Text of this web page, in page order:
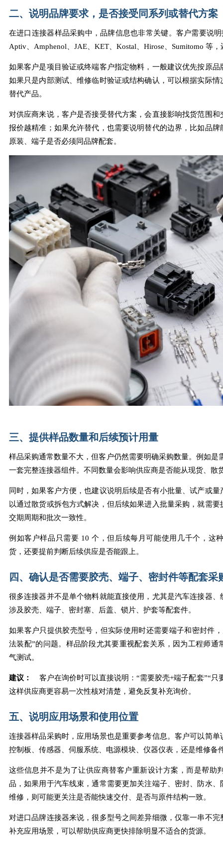
二、说明品牌要求，是否接受同系列或替代方案
在进口连接器样品采购中，品牌信息也非常关键。客户需要说
Aptiv、Amphenol、JAE、KET、Kostal、Hirose、Sumitomo 等
如果客户是项目验证或终端客户指定物料，一般建议优先按原
如果只是内部测试、维修临时验证或结构确认，可以根据实际
替代产品。
对供应商来说，客户是否接受替代方案，会直接影响找货范围
报价越精准；如果允许替代，也需要说明替代的边界，比如品
原装、端子是否必须同品牌配套。
三、提供样品数量和后续预计用量
样品采购通常数量不大，但客户仍然需要明确采购数量。例如是
一套完整连接器组件。不同数量会影响供应商是否能从现货、散
同时，如果客户方便，也建议说明后续是否有小批量、试产或
以通过散货或拆包方式解决，但后续如果进入批量采购，就需
交期周期和批次一致性。
例如客户样品只需要 10 个，但后续每月可能使用几千个，这
货，还要提前判断后续供应是否能跟上。
四、确认是否需要胶壳、端子、密封件等配套采
很多连接器并不是单个物料就能直接使用，尤其是汽车连接器
涉及胶壳、端子、密封塞、后盖、锁片、护套等配套件。
如果客户只提供胶壳型号，但实际使用时还需要端子和密封件
法装配”的问题。样品阶段尤其要重视配套关系，因为工程师通
气测试。
建议：
客户在询价时可以直接说明：“需要胶壳+端子配套”“只
这样供应商更容易一次性核对清楚，避免反复补充询价。
五、说明应用场景和使用位置
连接器样品采购时，应用场景也是重要参考信息。客户可以简
控制板、传感器、伺服系统、电源模块、仪器仪表，还是维修备
这些信息并不是为了让供应商替客户重新设计方案，而是帮助
品，如果用于汽车线束，通常需要更加关注端子、密封、防水
维修，则可能更关注是否能快速交付、是否与原件结构一致。
对进口品牌连接器来说，很多型号之间差异细微，仅靠一串不
补充应用场景，可以帮助供应商更快排除明显不适合的货源。